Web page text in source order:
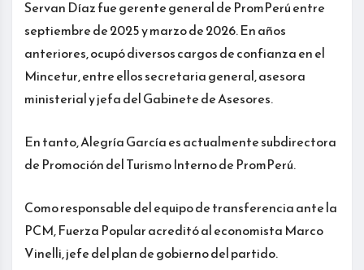
Servan Díaz fue gerente general de PromPerú entre
septiembre de 2025 y marzo de 2026. En años
anteriores, ocupó diversos cargos de confianza en el
Mincetur, entre ellos secretaria general, asesora
ministerial y jefa del Gabinete de Asesores.
En tanto, Alegría García es actualmente subdirectora
de Promoción del Turismo Interno de PromPerú.
Como responsable del equipo de transferencia ante la
PCM, Fuerza Popular acreditó al economista Marco
Vinelli, jefe del plan de gobierno del partido.